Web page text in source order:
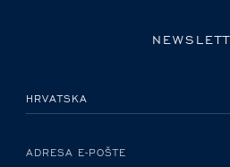
ADRESA E-POŠTE